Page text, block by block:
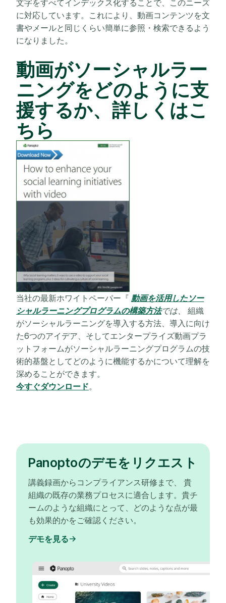
文字をすべてインデックス化することで、このニーズ
に対応しています。これにより、動画コンテンツを文
書やメールと同じくらい簡単に参照・検索できるよう
になりました。
動画がソーシャルラー
ニングをどのように支
援するか、詳しくはこ
ちら
当社の最新ホワイトペーパー『 動画を活用したソー
シャルラーニングプログラムの構築方法では、 組織
がソーシャルラーニングを導入する方法、導入に向け
た6つのアイデア、そしてエンタープライズ動画プラ
ットフォームがソーシャルラーニングプログラムの技
術的基盤としてどのように機能するかについて理解を
深めることができます。
今すぐダウンロード。
Panoptoのデモをリクエスト
講義録画からコンプライアンス研修まで、 貴
組織の既存の業務プロセスに適合します。貴チ
ームのような組織にとって、どのような点が最
も効果的かをご確認ください。
デモを見る